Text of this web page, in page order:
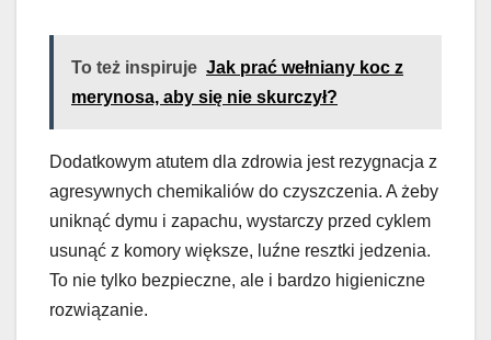
To też inspiruje Jak prać wełniany koc z
merynosa, aby się nie skurczył?
Dodatkowym atutem dla zdrowia jest rezygnacja z
agresywnych chemikaliów do czyszczenia. A żeby
uniknąć dymu i zapachu, wystarczy przed cyklem
usunąć z komory większe, luźne resztki jedzenia.
To nie tylko bezpieczne, ale i bardzo higieniczne
rozwiązanie.